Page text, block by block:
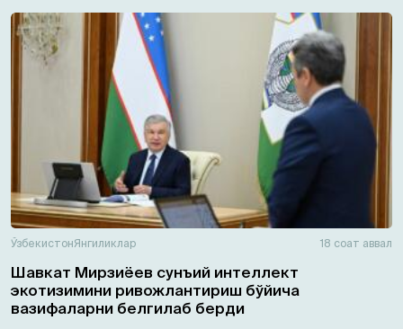
ЎзбекистонЯнгиликлар 18 соат аввал
Шавкат Мирзиёев сунъий интеллект
экотизимини ривожлантириш бўйича
вазифаларни белгилаб берди